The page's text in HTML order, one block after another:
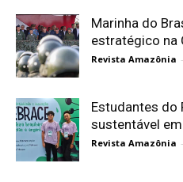
Marinha do
estratégico na
Revista Amazônia -
Estudantes do
sustentável
Revista Amazônia -